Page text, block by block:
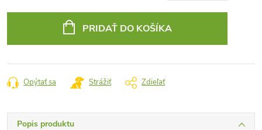
PRIDAŤ DO KOŠÍKA
Opýtať sa Strážiť Zdieľať
Popis produktu